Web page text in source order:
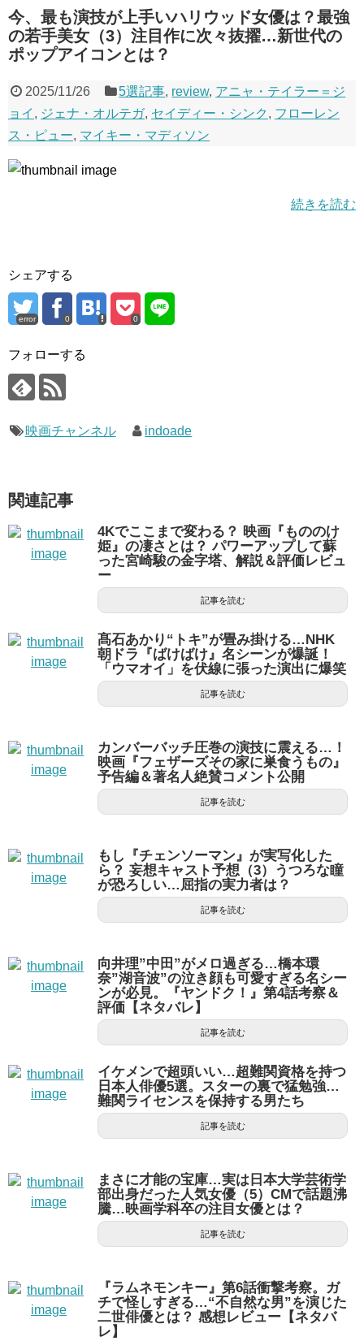
今、最も演技が上手いハリウッド女優は？最強
の若手美女（3）注目作に次々抜擢…新世代の
ポップアイコンとは？
2025/11/26 5選記事, review, アニャ・テイラー＝ジ
ョイ , ジェナ・オルテガ, セイディー・シンク , フローレン
ス・ピュー, マイキー・マディソン
続きを読む
シェアする
error 0 0
フォローする
映画チャンネル indoade
関連記事
4Kでここまで変わる？ 映画『もののけ
姫』の凄さとは？ パワーアップして蘇
った宮崎駿の金字塔、解説＆評価レビュ
ー
記事を読む
髙石あかり“トキ”が畳み掛ける…NHK
朝ドラ『ばけばけ』名シーンが爆誕！
「ウマオイ」を伏線に張った演出に爆笑
記事を読む
カンバーバッチ圧巻の演技に震える…！
映画『フェザーズその家に巣食うもの』
予告編＆著名人絶賛コメント公開
記事を読む
もし『チェンソーマン』が実写化した
ら？ 妄想キャスト予想（3）うつろな瞳
が恐ろしい…屈指の実力者は？
記事を読む
向井理”中田”がメロ過ぎる…橋本環
奈”湖音波”の泣き顔も可愛すぎる名シー
ンが必見。『ヤンドク！』第4話考察＆
評価【ネタバレ】
記事を読む
イケメンで超頭いい…超難関資格を持つ
日本人俳優5選。スターの裏で猛勉強…
難関ライセンスを保持する男たち
記事を読む
まさに才能の宝庫…実は日本大学芸術学
部出身だった人気女優（5）CMで話題沸
騰…映画学科卒の注目女優とは？
記事を読む
『ラムネモンキー』第6話衝撃考察。ガ
チで怪しすぎる…“不自然な男”を演じた
二世俳優とは？ 感想レビュー【ネタバ
レ】